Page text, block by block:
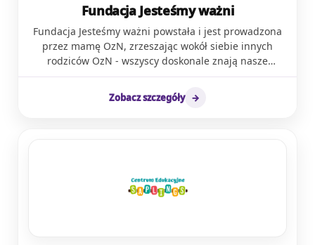
specjalistami w dziedzinie zdrowia psychicznego,
rodzicami, nauczycielami, czy po prostu osobami
pragnącymi poszerzyć swoją wiedzę. Dzięki
doświadczeniu naszych autorów oferujemy Państwu
rzetelną i aktualną wiedzę, która pomoże w lepszym
rozumieniu i wspieraniu osób z ASD. Zapraszamy do
zapoznania się z naszą ofertą i odkrycia, jak nauka i
Fundacja Jesteśmy ważni
Fundacja Jesteśmy ważni powstała i jest prowadzona
przez mamę OzN, zrzeszając wokół siebie innych
rodziców OzN - wszyscy doskonale znają nasze
środowisko, problemy i zmagają się niemal z tym
samym. Każdego dnia uczymy rodziców OzN, że są
WAŻNI. Najpierw człowiek - dopiero później opiekun,
wytchnieniowe. Przewodzimy kampanii społecznej
Ważni i widoczni. Zapewniamy indywidualne wsparcie
Zobacz szczegóły →